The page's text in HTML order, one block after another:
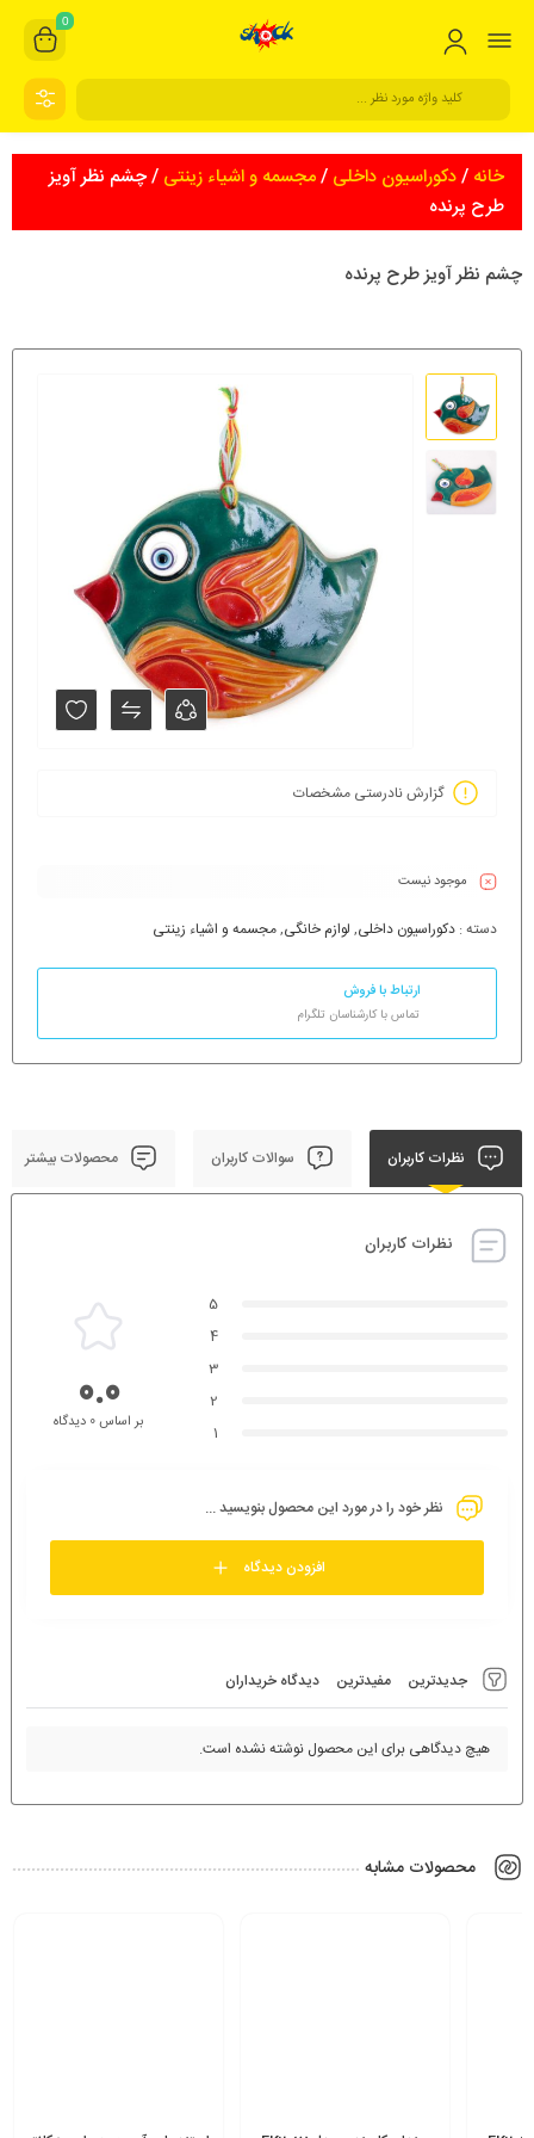
0
خانه /دکوراسیون داخلی /مجسمه و اشیاء زینتی / چشم نظر آویز
طرح پرنده
چشم نظر آویز طرح پرنده
گزارش نادرستی مشخصات
موجود نیست
دسته : دکوراسیون داخلی, لوازم خانگی,مجسمه و اشیاء زینتی
ارتباط با فروش
تماس با کارشناسان تلگرام
نظرات کاربران سوالات کاربران محصولات بیشتر
نظرات کاربران
جدیدترین مفیدترین دیدگاه خریداران
هیچ دیدگاهی برای این محصول نوشته نشده است.
5
4
3
2
1
0.0بر اساس 0 دیدگاه
نظر خود را در مورد این محصول بنویسید ...
افزودن دیدگاه
محصولات مشابه